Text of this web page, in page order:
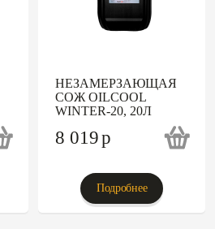
НЕЗАМЕРЗАЮЩАЯ
СОЖ OILCOOL
WINTER-20, 20Л
8 019p
Подробнее